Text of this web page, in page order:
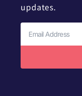
updates.